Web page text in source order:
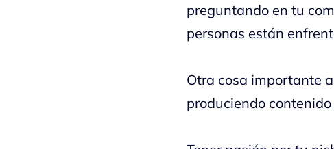
preguntando en tu
personas están
Otra cosa importante
produciendo